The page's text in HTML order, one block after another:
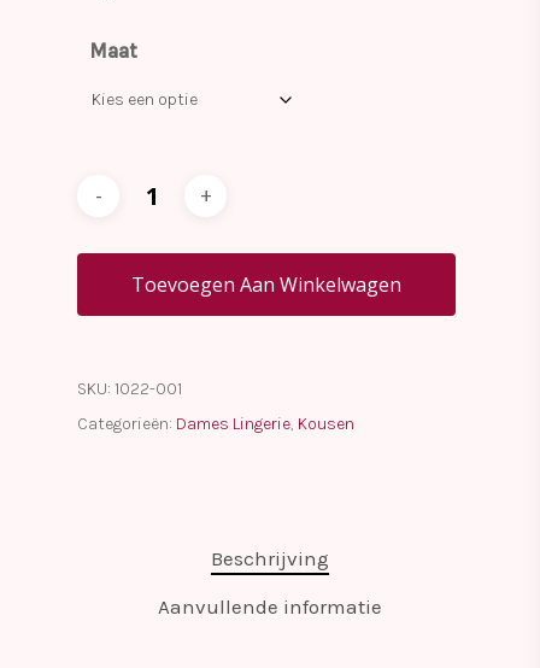
Maat
Toevoegen Aan Winkelwagen
SKU: 1022-001
Categorieën: Dames Lingerie, Kousen
Beschrijving
Aanvullende informatie